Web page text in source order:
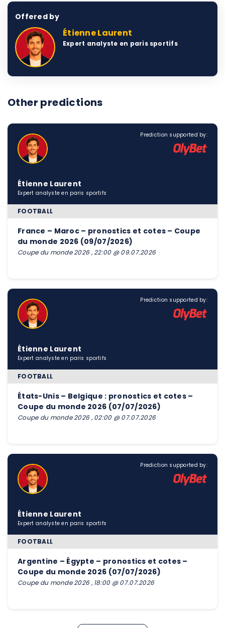
Offered by
Étienne Laurent
Expert analyste en paris sportifs
Other predictions
Prediction supported by:
Étienne Laurent
Expert analyste en paris sportifs
FOOTBALL
France – Maroc – pronostics et cotes – Coupe
du monde 2026 (09/07/2026)
Coupe du monde 2026 , 22:00 @ 09.07.2026
Prediction supported by:
Étienne Laurent
Expert analyste en paris sportifs
FOOTBALL
États-Unis – Belgique : pronostics et cotes –
Coupe du monde 2026 (07/07/2026)
Coupe du monde 2026 , 02:00 @ 07.07.2026
Prediction supported by:
Étienne Laurent
Expert analyste en paris sportifs
FOOTBALL
Argentine – Égypte – pronostics et cotes –
Coupe du monde 2026 (07/07/2026)
Coupe du monde 2026 , 18:00 @ 07.07.2026